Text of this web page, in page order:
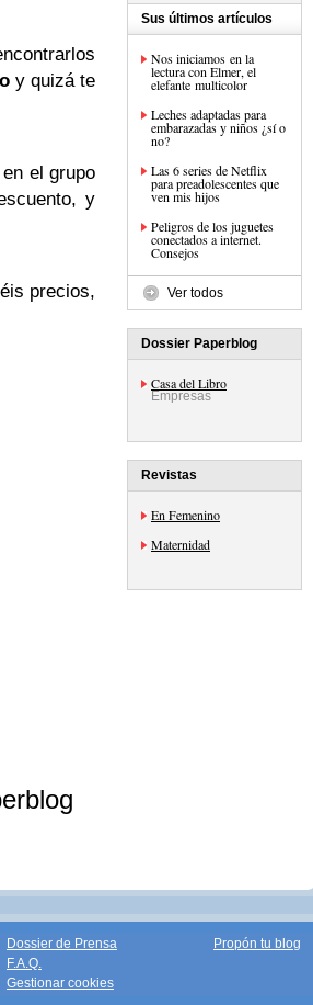
y quizá te
el grupo
y
precios,
Sus últimos artículos
Nos iniciamos en la
lectura con Elmer, el
elefante multicolor
Leches adaptadas para
embarazadas y niños ¿sí o
no?
Las 6 series de Netflix
para preadolescentes que
ven mis hijos
Peligros de los juguetes
conectados a internet.
Consejos
Ver todos
Dossier Paperblog
Casa del Libro
Empresas
Revistas
En Femenino
Maternidad
Dossier de Prensa
F.A.Q.
Gestionar cookies
Propón tu blog